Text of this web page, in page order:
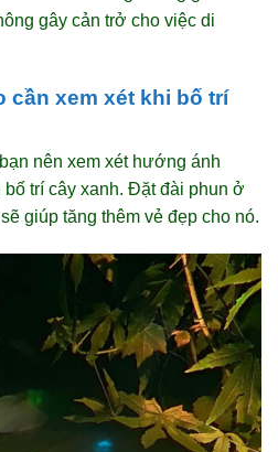
gây cản trở cho việc di
cần xem xét khi bố trí
nên xem xét hướng ánh
trí cây xanh. Đặt đài phun ở
giúp tăng thêm vẻ đẹp cho nó.